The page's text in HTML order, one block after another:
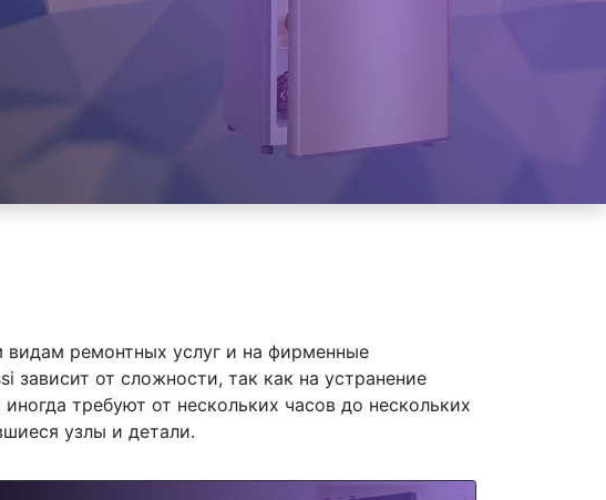
ремонтных услуг и на фирменные
от сложности, так как на устранение
требуют от нескольких часов до нескольких
узлы и детали.